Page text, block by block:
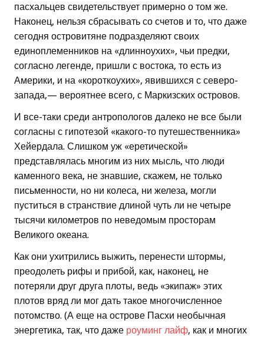
пасхальцев свидетельствует примерно о том же.
Наконец, нельзя сбрасывать со счетов и то, что даже
сегодня островитяне подразделяют своих
единоплеменников на «длинноухих», чьи предки,
согласно легенде, пришли с востока, то есть из
Америки, и на «короткоухих», явившихся с северо-
запада,— вероятнее всего, с Маркизских островов.
И все-таки среди антропологов далеко не все были
согласны с гипотезой «какого-то путешественника»
Хейердала. Слишком уж «еретической»
представлялась многим из них мысль, что люди
каменного века, не знавшие, скажем, не только
письменности, но ни колеса, ни железа, могли
пуститься в странствие длиной чуть ли не четыре
тысячи километров по неведомым просторам
Великого океана.
Как они ухитрились выжить, перенести штормы,
преодолеть рифы и прибой, как, наконец, не
потеряли друг друга плоты, ведь «экипаж» этих
плотов вряд ли мог дать такое многочисленное
потомство. (А еще на острове Пасхи необычная
энергетика, так, что даже роуминг лайф, как и многих